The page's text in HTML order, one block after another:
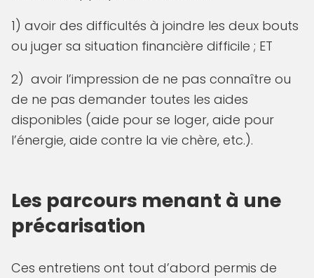
1) avoir des difficultés à joindre les deux bouts
ou juger sa situation financière difficile ; ET
2) avoir l’impression de ne pas connaître ou
de ne pas demander toutes les aides
disponibles (aide pour se loger, aide pour
l’énergie, aide contre la vie chère, etc.).
Les parcours menant à une
précarisation
Ces entretiens ont tout d’abord permis de